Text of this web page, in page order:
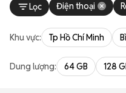
Lọc Điện thoại
Khu vực: Tp Hồ Chí Minh
Dung lượng: 64 GB 128